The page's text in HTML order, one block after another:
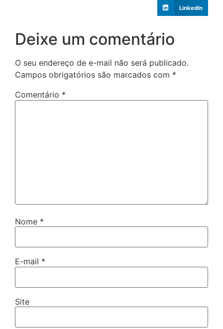
LinkedIn
Deixe um comentário
O seu endereço de e-mail não será publicado.
Campos obrigatórios são marcados com *
Comentário *
Nome *
E-mail *
Site